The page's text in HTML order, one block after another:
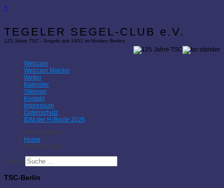
×
TEGELER SEGEL-CLUB e.V.
125 Jahre TSC - Segeln seit 1901 im Norden Berlins
Webcam
Webcam Malche
Wetter
Kalender
Sitemap
Kontakt
Impressum
Datenschutz
IDM der H-Boote 2026
Aktuelle Seite:
Home
TSC-Kalender
Suchen
TSC-Berlin